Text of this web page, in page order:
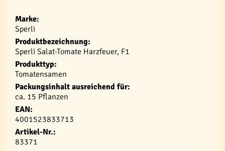
Marke:
Sperli
Produktbezeichnung:
Sperli Salat-Tomate Harzfeuer, F1
Produkttyp:
Tomatensamen
Packungsinhalt ausreichend für:
ca. 15 Pflanzen
EAN:
4001523833713
Artikel-Nr.:
83371